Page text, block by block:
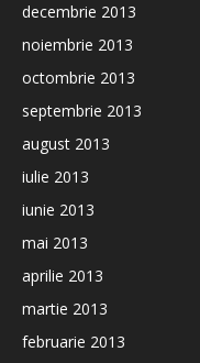
decembrie 2013
noiembrie 2013
octombrie 2013
septembrie 2013
august 2013
iulie 2013
iunie 2013
mai 2013
aprilie 2013
martie 2013
februarie 2013